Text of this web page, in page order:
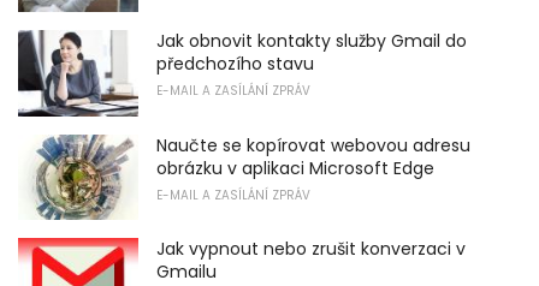
Jak obnovit kontakty služby Gmail do
předchozího stavu
E-MAIL A ZASÍLÁNÍ ZPRÁV
Naučte se kopírovat webovou adresu
obrázku v aplikaci Microsoft Edge
E-MAIL A ZASÍLÁNÍ ZPRÁV
Jak vypnout nebo zrušit konverzaci v
Gmailu